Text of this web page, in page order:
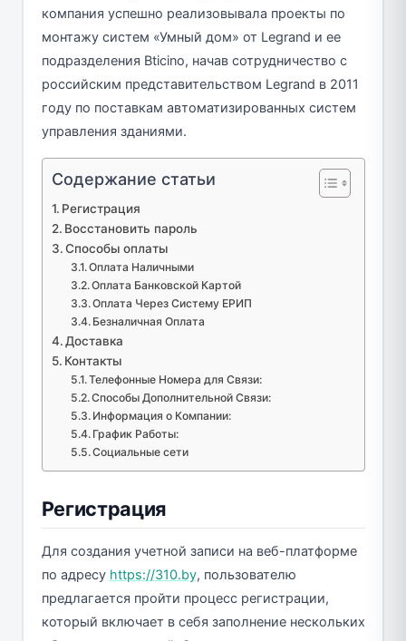
компания успешно реализовывала проекты по
монтажу систем «Умный дом» от Legrand и ее
подразделения Bticino, начав сотрудничество с
российским представительством Legrand в 2011
году по поставкам автоматизированных систем
управления зданиями.
Содержание статьи
Регистрация
Восстановить пароль
Способы оплаты
Оплата Наличными
Оплата Банковской Картой
Оплата Через Систему ЕРИП
Безналичная Оплата
Доставка
Контакты
Телефонные Номера для Связи:
Способы Дополнительной Связи:
Информация о Компании:
График Работы:
Социальные сети
Регистрация
Для создания учетной записи на веб-платформе
по адресу https://310.by, пользователю
предлагается пройти процесс регистрации,
который включает в себя заполнение нескольких